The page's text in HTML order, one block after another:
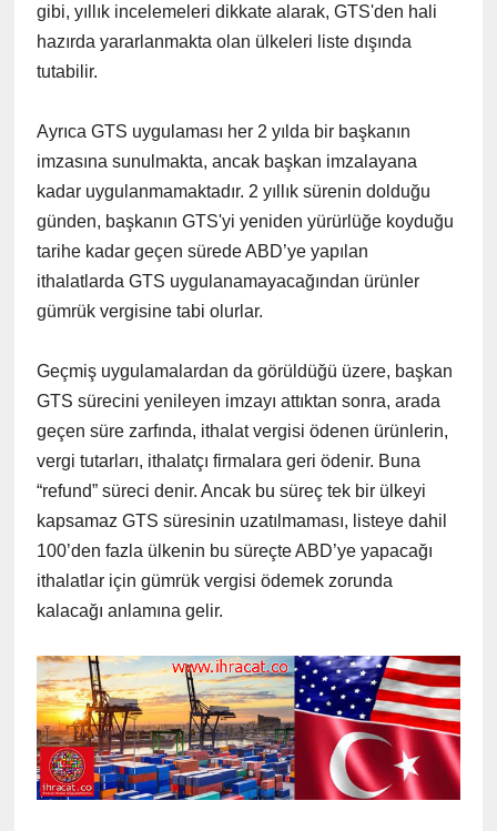
gibi, yıllık incelemeleri dikkate alarak, GTS'den hali
hazırda yararlanmakta olan ülkeleri liste dışında
tutabilir.
Ayrıca GTS uygulaması her 2 yılda bir başkanın
imzasına sunulmakta, ancak başkan imzalayana
kadar uygulanmamaktadır. 2 yıllık sürenin dolduğu
günden, başkanın GTS'yi yeniden yürürlüğe koyduğu
tarihe kadar geçen sürede ABD’ye yapılan
ithalatlarda GTS uygulanamayacağından ürünler
gümrük vergisine tabi olurlar.
Geçmiş uygulamalardan da görüldüğü üzere, başkan
GTS sürecini yenileyen imzayı attıktan sonra, arada
geçen süre zarfında, ithalat vergisi ödenen ürünlerin,
vergi tutarları, ithalatçı firmalara geri ödenir. Buna
“refund” süreci denir. Ancak bu süreç tek bir ülkeyi
kapsamaz GTS süresinin uzatılmaması, listeye dahil
100’den fazla ülkenin bu süreçte ABD’ye yapacağı
ithalatlar için gümrük vergisi ödemek zorunda
kalacağı anlamına gelir.